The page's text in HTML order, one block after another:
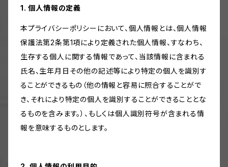
1. 個人情報の定義
本プライバシーポリシーにおいて、個人情報とは、個人情報
保護法第2条第1項により定義された個人情報、すなわち、
生存する個人に関する情報であって、当該情報に含まれる
氏名、生年月日その他の記述等により特定の個人を識別す
ることができるもの（他の情報と容易に照合することがで
き、それにより特定の個人を識別することができることとな
るものを含みます。）、もしくは個人識別符号が含まれる情
報を意味するものとします。